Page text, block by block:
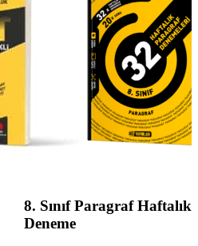
8. Sınıf Paragraf Haftalık
Deneme